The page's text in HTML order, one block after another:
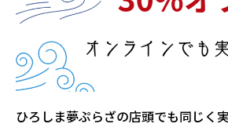
ひろしま夢ぷらざの店頭でも同じく実